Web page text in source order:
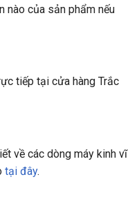
nào của sản phẩm nếu
tiếp tại cửa hàng Trắc
về các dòng máy kinh vĩ
tại đây.